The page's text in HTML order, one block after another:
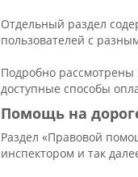
Отдельный раздел
пользователей с
Подробно рассмотрены
доступные способы
Помощь на
Раздел «Правовой
инспектором и так